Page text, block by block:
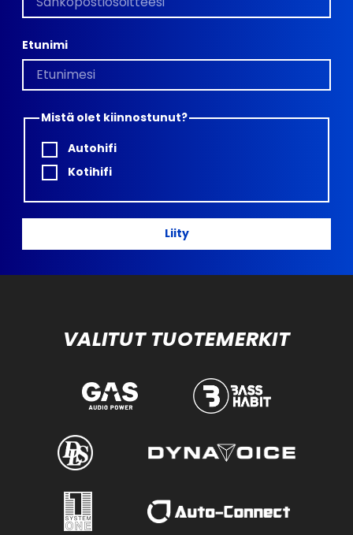
Etunimi
Mistä olet kiinnostunut?
Autohifi
Kotihifi
Liity
VALITUT TUOTEMERKIT